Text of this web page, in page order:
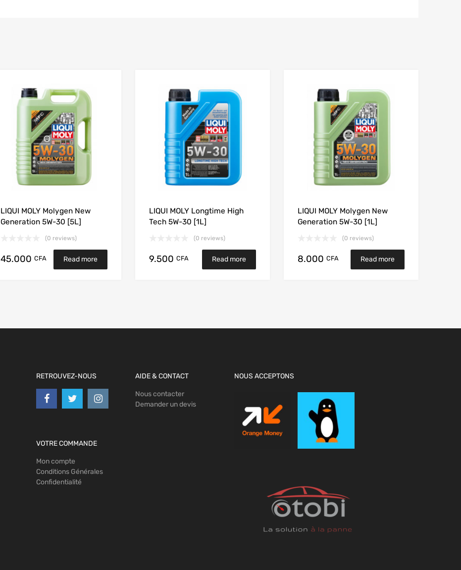
LIQUI MOLY Molygen New
Generation 5W-30 [5L]
(0 reviews)
45.000 CFA Read more
LIQUI MOLY Longtime High
Tech 5W-30 [1L]
(0 reviews)
9.500 CFA Read more
LIQUI MOLY Molygen New
Generation 5W-30 [1L]
(0 reviews)
8.000 CFA Read more
RETROUVEZ-NOUS
VOTRE COMMANDE
Mon compte
Conditions Générales
Confidentialité
AIDE & CONTACT
Nous contacter
Demander un devis
NOUS ACCEPTONS